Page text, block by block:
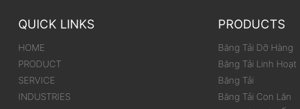
QUICK LINKS
HOME
PRODUCT
SERVICE
INDUSTRIES
PRODUCTS
Băng Tải Dỡ Hàng
Băng Tải Linh Hoạt
Băng Tải
Băng Tải Con Lăn